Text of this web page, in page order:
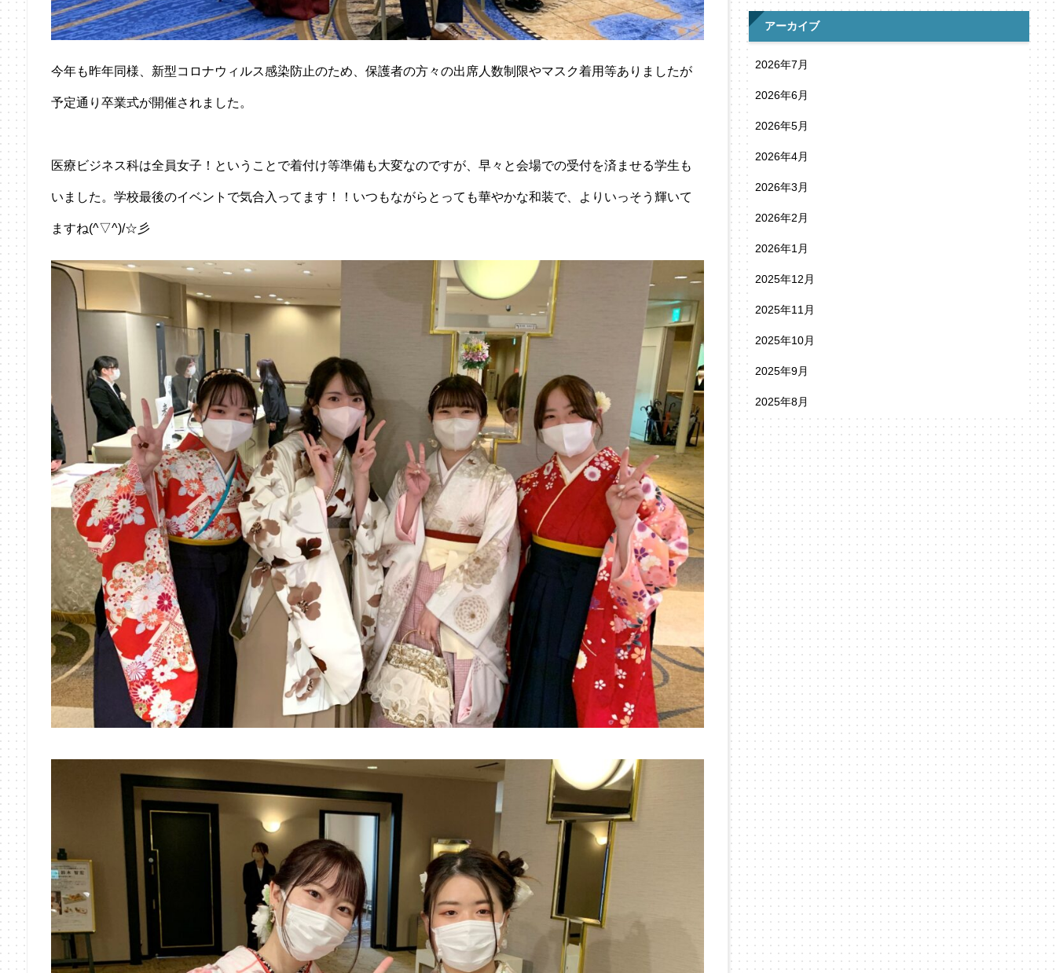
今年も昨年同様、新型コロナウィルス感染防止のため、保護者の方々の出席人数制限やマスク着用等ありましたが
予定通り卒業式が開催されました。
医療ビジネス科は全員女子！ということで着付け等準備も大変なのですが、早々と会場での受付を済ませる学生も
いました。学校最後のイベントで気合入ってます！！いつもながらとっても華やかな和装で、よりいっそう輝いて
ますね(^▽^)/☆彡
アーカイブ
2026年7月
2026年6月
2026年5月
2026年4月
2026年3月
2026年2月
2026年1月
2025年12月
2025年11月
2025年10月
2025年9月
2025年8月